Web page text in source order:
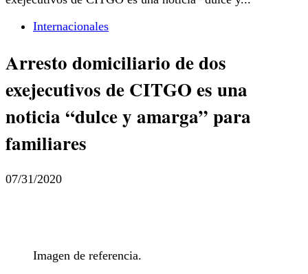
Internacionales
Arresto domiciliario de dos
exejecutivos de CITGO es una
noticia “dulce y amarga” para
familiares
07/31/2020
Imagen de referencia.